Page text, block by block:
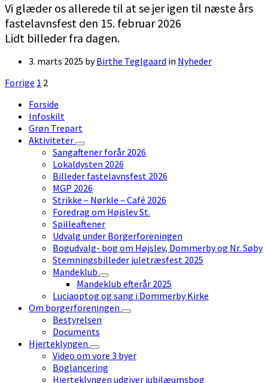
Vi glæder os allerede til at se jer igen til næste års
fastelavnsfest den 15. februar 2026
Lidt billeder fra dagen.
3. marts 2025 byBirthe Teglgaard in Nyheder
Indlægsinddeling
Forrige 1 2
Forside
Infoskilt
Grøn Trepart
Aktiviteter
Sangaftener forår 2026
Lokaldysten 2026
Billeder fastelavnsfest 2026
MGP 2026
Strikke – Nørkle – Café 2026
Foredrag om Højslev St.
Spilleaftener
Udvalg under Borgerforeningen
Bogudvalg- bog om Højslev, Dommerby og Nr. Søby
Stemningsbilleder juletræsfest 2025
Mandeklub
Mandeklub efterår 2025
Luciaoptog og sang i Dommerby Kirke
Om borgerforeningen
Bestyrelsen
Documents
Hjerteklyngen
Video om vore 3 byer
Boglancering
Hjerteklyngen udgiver jubilæumsbog